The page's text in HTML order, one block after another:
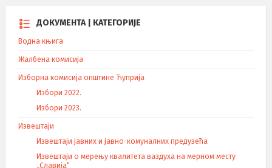
ДОКУМЕНТА | КАТЕГОРИЈЕ
Водна књига
Жалбена комисија
Изборна комисија општине Ћуприја
Избори 2022.
Избори 2023.
Извештаји
Извештаји јавних и јавно-комуналних предузећа
Извештаји о мерењу квалитета ваздуха на мерном месту
„Славија“